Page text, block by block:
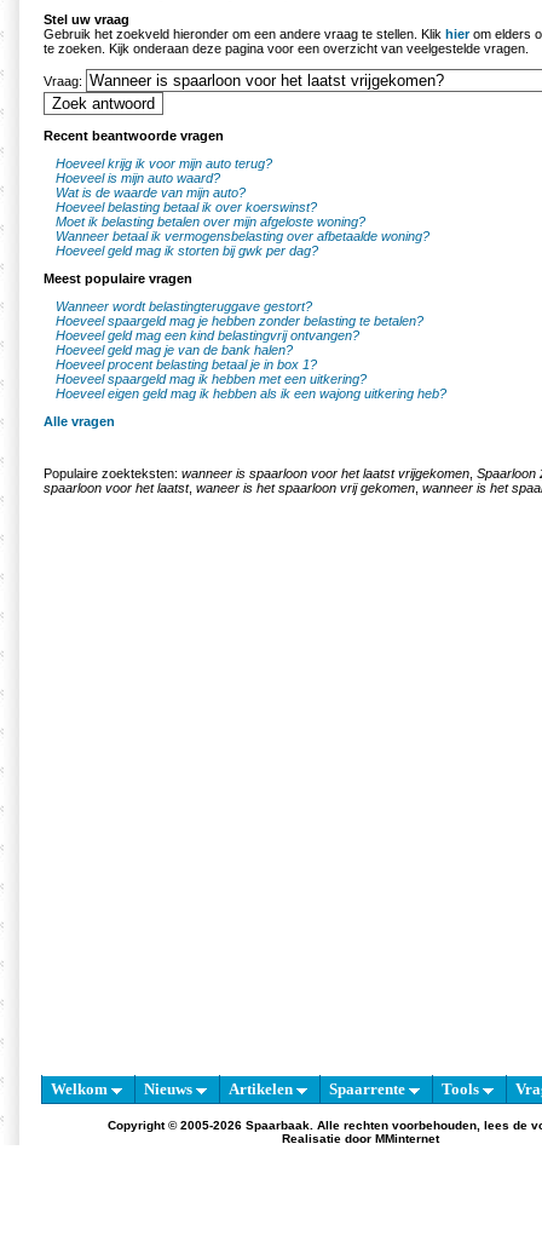
Stel uw vraag
Gebruik het zoekveld hieronder om een andere vraag te stellen. Klik hierom elders
te zoeken. Kijk onderaan deze pagina voor een overzicht van veelgestelde vragen.
Vraag:
Recent beantwoorde vragen
Hoeveel krijg ik voor mijn auto terug?
Hoeveel is mijn auto waard?
Wat is de waarde van mijn auto?
Hoeveel belasting betaal ik over koerswinst?
Moet ik belasting betalen over mijn afgeloste woning?
Wanneer betaal ik vermogensbelasting over afbetaalde woning?
Hoeveel geld mag ik storten bij gwk per dag?
Meest populaire vragen
Wanneer wordt belastingteruggave gestort?
Hoeveel spaargeld mag je hebben zonder belasting te betalen?
Hoeveel geld mag een kind belastingvrij ontvangen?
Hoeveel geld mag je van de bank halen?
Hoeveel procent belasting betaal je in box 1?
Hoeveel spaargeld mag ik hebben met een uitkering?
Hoeveel eigen geld mag ik hebben als ik een wajong uitkering heb?
Alle vragen
Populaire zoekteksten: wanneer is spaarloon voor het laatst vrijgekomen Spaarloon
spaarloon voor het laatst, waneer is het spaarloon vrij gekomen wanneer is het
Welkom Nieuws Artikelen Spaarrente Tools
Copyright © 2005-2026 Spaarbaak. Alle rechten voorbehouden, lees de
Realisatie door MMinternet